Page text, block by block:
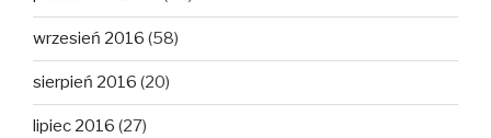
wrzesień 2016 (58)
sierpień 2016 (20)
lipiec 2016 (27)